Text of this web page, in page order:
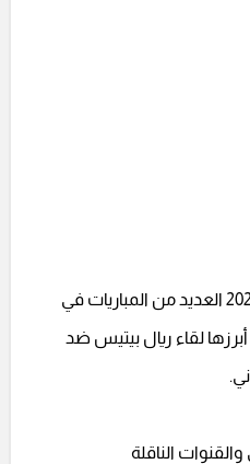
تنطلق اليوم الإثنين 27 أكتوبر 2025 العديد من المباريات في
لقاء ريال بيتيس ضد
الناقلة